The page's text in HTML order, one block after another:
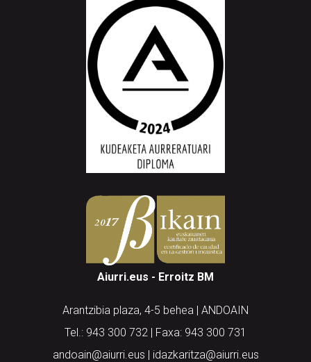
Aiurri.eus - Erroitz BM
Arantzibia plaza, 4-5 behea | ANDOAIN
Tel.: 943 300 732 | Faxa: 943 300 731
andoain@aiurri.eus | idazkaritza@aiurri.eus